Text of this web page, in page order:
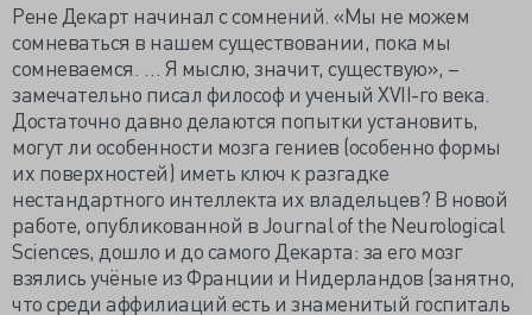
Рене Декарт начинал с сомнений. «Мы не можем
сомневаться в нашем существовании, пока мы
сомневаемся. … Я мыслю, значит, существую», –
замечательно писал философ и ученый XVII-го века.
Достаточно давно делаются попытки установить,
могут ли особенности мозга гениев (особенно формы
их поверхностей) иметь ключ к разгадке
нестандартного интеллекта их владельцев? В новой
работе, опубликованной в Journal of the Neurological
Sciences, дошло и до самого Декарта: за его мозг
взялись учёные из Франции и Нидерландов (занятно,
что среди аффилиаций есть и знаменитый госпиталь